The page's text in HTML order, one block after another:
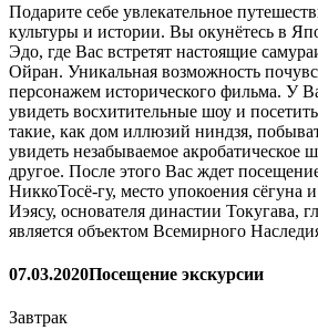
Подарите себе увлекательное
культуры и истории. Вы окунётесь в
Эдо, где Вас встретят настоящие
Ойран. Уникальная возможность
персонажем исторического фильма. У
увидеть восхитительные шоу и
такие, как дом иллюзий ниндзя,
увидеть незабываемое акробатическое
другое. После этого Вас ждет
НиккоТосё-гу, место упокоения сёгуна
Иэясу, основателя династии Токугава,
является объектом Всемирного
07.03.2020Посещение экскурсии
Завтрак